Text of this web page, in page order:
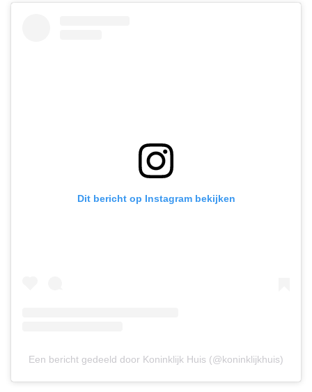
Dit bericht op Instagram bekijken
Een bericht gedeeld door Koninklijk Huis (@koninklijkhuis)